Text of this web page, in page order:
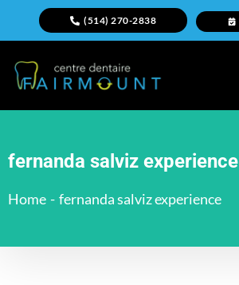
(514) 270-2838
fernanda salviz experience
Home - fernanda salviz experience